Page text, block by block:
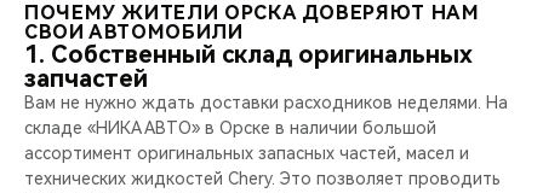
ПОЧЕМУ ЖИТЕЛИ ОРСКА ДОВЕРЯЮТ НАМ
СВОИ АВТОМОБИЛИ
1. Собственный склад оригинальных
запчастей
Вам не нужно ждать доставки расходников неделями. На
складе «НИКА АВТО» в Орске в наличии большой
ассортимент оригинальных запасных частей, масел и
технических жидкостей Chery. Это позволяет проводить